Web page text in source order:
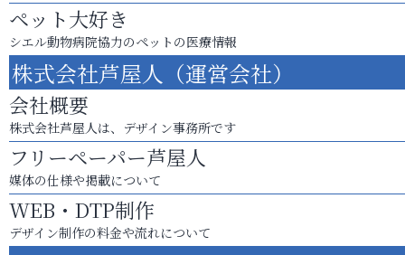
ペット大好き
シエル動物病院協力のペットの医療情報
株式会社芦屋人（運営会社）
会社概要
株式会社芦屋人は、デザイン事務所です
フリーペーパー芦屋人
媒体の仕様や掲載について
WEB・DTP制作
デザイン制作の料金や流れについて